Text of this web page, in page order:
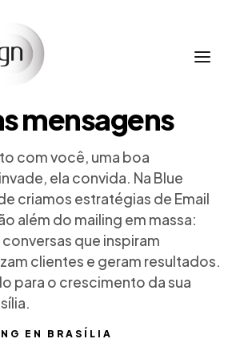
EN BRASÍLIA
mensagens
com você, uma boa
ela convida. Na Blue
criamos estratégias de Email
além do mailing em massa:
que inspiram
clientes e geram resultados.
para o crescimento da sua